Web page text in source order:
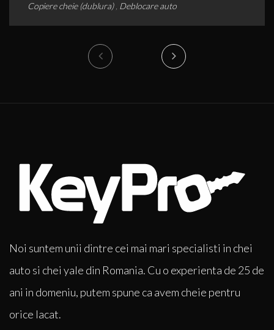
Duplicare cheie auto BMW Seria 7 G
Copiere cheie (dublura) Deblocare auto
Copiere cheie (dublura) Deblocare auto
Noi suntem unii dintre cei mai mari specialisti in chei
auto si chei yale din Romania. Cu o experienta de 25 de
ani in domeniu, putem spune ca avem cheie pentru
orice lacat.